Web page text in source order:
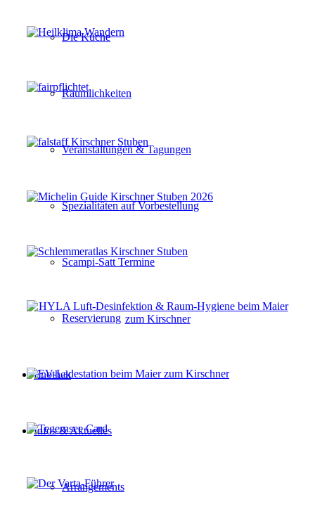
Die Küche
Räumlichkeiten
Veranstaltungen & Tagungen
Spezialitäten auf Vorbestellung
Scampi-Satt Termine
Reservierung
Enothek
Infos & Aktuelles
Arrangements